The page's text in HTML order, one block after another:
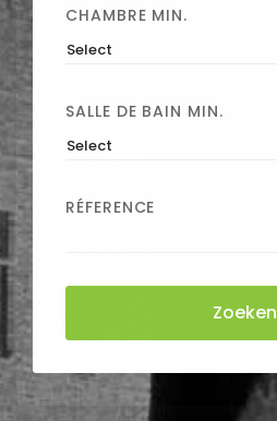
CHAMBRE MIN.
Select
SALLE DE BAIN MIN.
Select
RÉFERENCE
Zoeken